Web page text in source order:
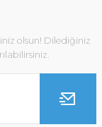
olsun! Dilediğiniz